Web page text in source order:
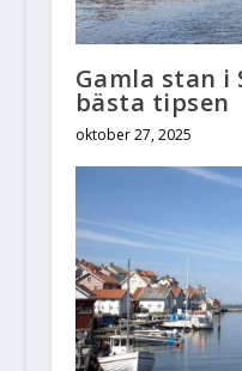
Gamla stan i
bästa tipsen
oktober 27, 2025